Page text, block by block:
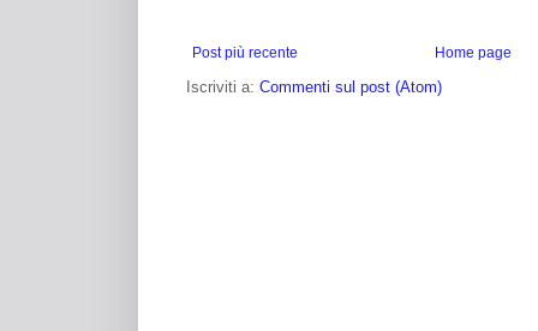
Post più recente Home page
Iscriviti a: Commenti sul post (Atom)